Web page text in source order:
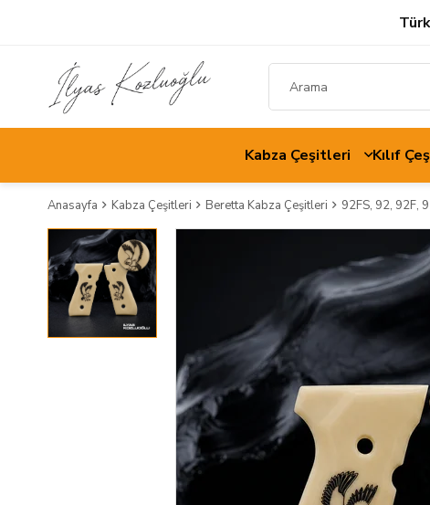
Kabza Çeşitleri Kılıf
Anasayfa Kabza Çeşitleri Beretta Kabza Çeşitleri 92FS, 92, 92F,